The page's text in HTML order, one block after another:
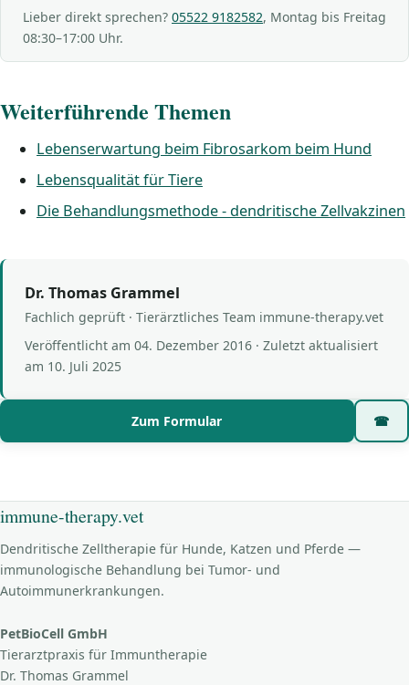
Lieber direkt sprechen? 05522 9182582, Montag bis Freitag
08:30–17:00 Uhr.
Weiterführende Themen
Lebenserwartung beim Fibrosarkom beim Hund
Lebensqualität für Tiere
Die Behandlungsmethode - dendritische Zellvakzinen
Dr. Thomas Grammel
Fachlich geprüft · Tierärztliches Team immune-therapy.vet
Veröffentlicht am 04. Dezember 2016 · Zuletzt aktualisiert
am 10. Juli 2025
Zum Formular ☎
immune-therapy.vet
Dendritische Zelltherapie für Hunde, Katzen und Pferde —
immunologische Behandlung bei Tumor- und
Autoimmunerkrankungen.
PetBioCell GmbH
Tierarztpraxis für Immuntherapie
Dr. Thomas Grammel